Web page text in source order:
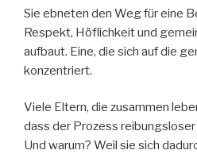
Sie ebneten den Weg für eine
Respekt, Höflichkeit und
aufbaut. Eine, die sich auf die
konzentriert.
Viele Eltern, die zusammen
dass der Prozess
Und warum? Weil sie sich